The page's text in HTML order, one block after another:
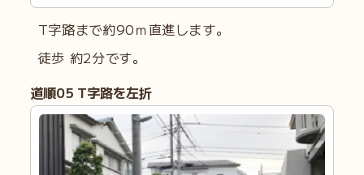
T字路まで約90ｍ直進します。
徒歩 約2分です。
道順05 T字路を左折